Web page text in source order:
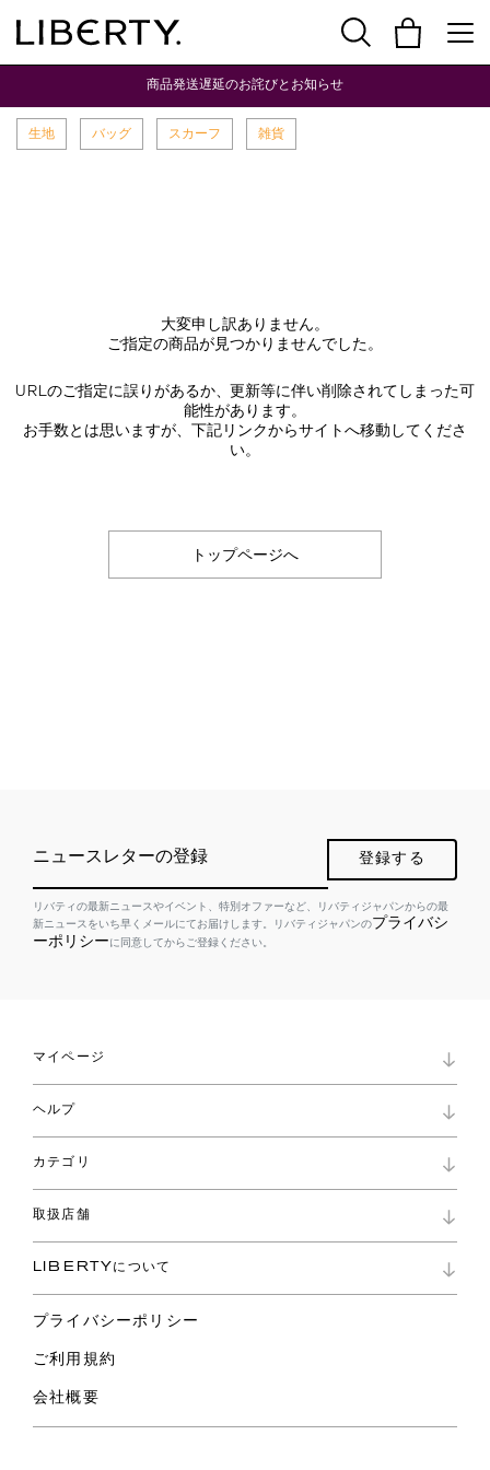
商品発送遅延のお詫びとお知らせ
生地 バッグ スカーフ 雑貨
大変申し訳ありません。
ご指定の商品が見つかりませんでした。
URLのご指定に誤りがあるか、更新等に伴い削除されてしまった可
能性があります。
お手数とは思いますが、下記リンクからサイトへ移動してくださ
い。
トップページへ
ニュースレターの登録 登録する
リバティの最新ニュースやイベント、特別オファーなど、リバティジャパンからの最
新ニュースをいち早くメールにてお届けします。リバティジャパンのプライバシ
ーポリシーに同意してからご登録ください。
マイページ
ロイヤリティプログラム
パスワード再設定
ショッピングバッグ
ヘルプ
お問い合わせ
よくあるご質問
ご利用ガイド
カテゴリ
コレクション
ファブリックス
バッグ
スカーフ
ウェア
ライフスタイル
スペシャル
取扱店舗
リバティ・ファブリックス
LIBERTYについて
プライバシーポリシー
ご利用規約
会社概要